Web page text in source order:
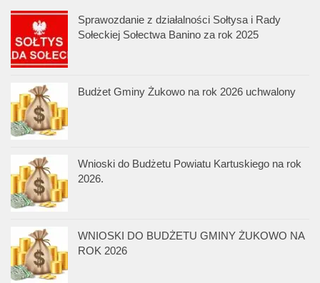
Sprawozdanie z działalności Sołtysa i Rady
Sołeckiej Sołectwa Banino za rok 2025
Budżet Gminy Żukowo na rok 2026 uchwalony
Wnioski do Budżetu Powiatu Kartuskiego na rok
2026.
WNIOSKI DO BUDŻETU GMINY ŻUKOWO NA
ROK 2026